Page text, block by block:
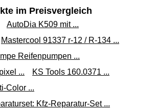
im Preisvergleich
AutoDia K509 mit ...
Mastercool 91337 r-12 / R-134 ...
Reifenpumpen ...
...
KS Tools 160.0371 ...
Color ...
Kfz-Reparatur-Set ...